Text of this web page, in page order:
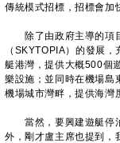
傳統模式招標，招標會加
除了由政府主導的項目
（SKYTOPIA）的發展
艇港灣，提供大概500個
樂設施；並同時在機場島
機場城市灣畔，提供海灣
當然，要興建遊艇停泊
外，剛才盧主席也提到，